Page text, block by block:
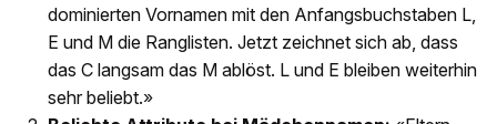
dominierten Vornamen mit den Anfangsbuchstaben L,
E und M die Ranglisten. Jetzt zeichnet sich ab, dass
das C langsam das M ablöst. L und E bleiben weiterhin
sehr beliebt.»